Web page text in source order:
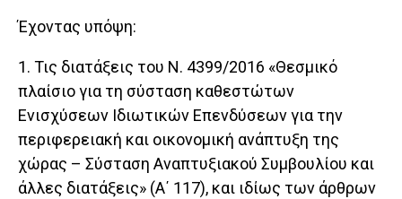
Έχοντας υπόψη:
1. Τις διατάξεις του Ν. 4399/2016 «Θεσμικό
πλαίσιο για τη σύσταση καθεστώτων
Ενισχύσεων Ιδιωτικών Επενδύσεων για την
περιφερειακή και οικονομική ανάπτυξη της
χώρας – Σύσταση Αναπτυξιακού Συμβουλίου και
άλλες διατάξεις» (Α΄ 117), και ιδίως των άρθρων